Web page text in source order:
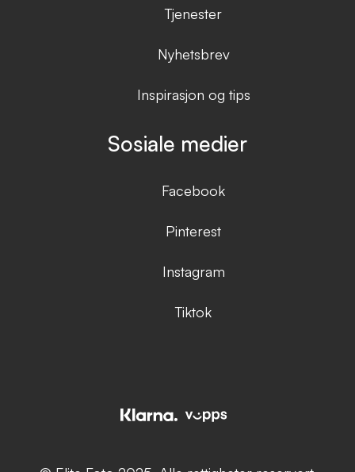
Tjenester
Nyhetsbrev
Inspirasjon og tips
Sosiale medier
Facebook
Pinterest
Instagram
Tiktok